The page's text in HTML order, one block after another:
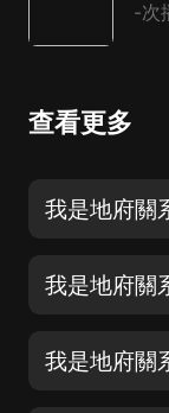
-次
查看更多
我是地府關
我是地府關
我是地府關